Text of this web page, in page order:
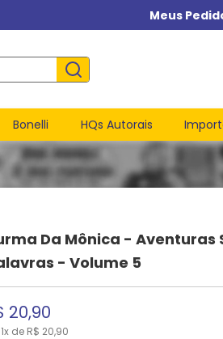
Meus
Bonelli HQs Autorais
Da Mônica - Aventuras
- Volume 5
20,90
1x de R$ 20,90